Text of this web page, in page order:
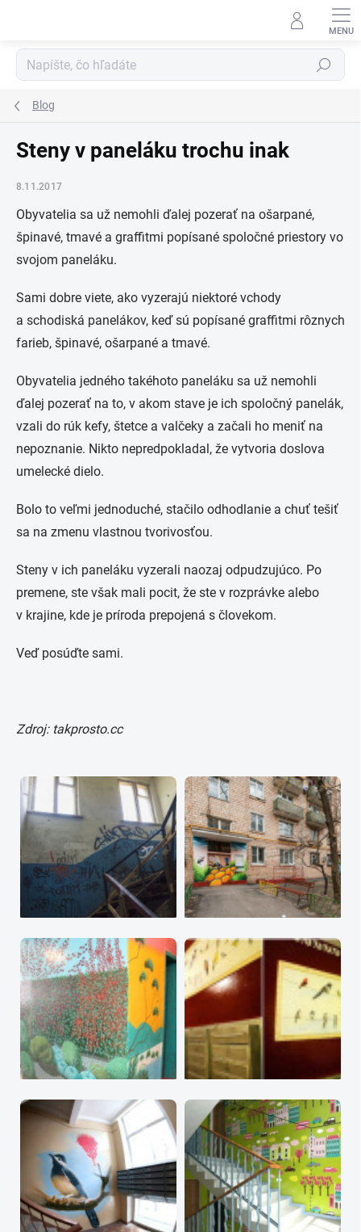
Hľadať
Blog
Steny v paneláku trochu inak
8.11.2017
Obyvatelia sa už nemohli ďalej pozerať na ošarpané,
špinavé, tmavé a graffitmi popísané spoločné priestory vo
svojom paneláku.
Sami dobre viete, ako vyzerajú niektoré vchody
a schodiská panelákov, keď sú popísané graffitmi rôznych
farieb, špinavé, ošarpané a tmavé.
Obyvatelia jedného takéhoto paneláku sa už nemohli
ďalej pozerať na to, v akom stave je ich spoločný panelák,
vzali do rúk kefy, štetce a valčeky a začali ho meniť na
nepoznanie. Nikto nepredpokladal, že vytvoria doslova
umelecké dielo.
Bolo to veľmi jednoduché, stačilo odhodlanie a chuť tešiť
sa na zmenu vlastnou tvorivosťou.
Steny v ich paneláku vyzerali naozaj odpudzujúco. Po
premene, ste však mali pocit, že ste v rozprávke alebo
v krajine, kde je príroda prepojená s človekom.
Veď posúďte sami.
Zdroj: takprosto.cc